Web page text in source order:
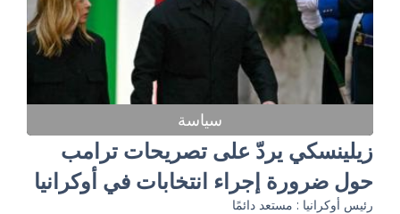
سياسة
زيلينسكي يردّ على تصريحات ترامب
حول ضرورة إجراء انتخابات في أوكرانيا
رئيس أوكرانيا : مستعد دائمًا